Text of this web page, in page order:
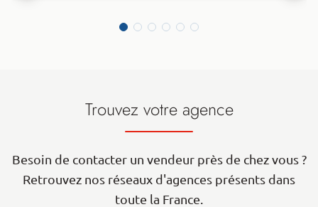
Trouvez votre agence
Besoin de contacter un vendeur près de chez vous ?
Retrouvez nos réseaux d'agences présents dans
toute la France.